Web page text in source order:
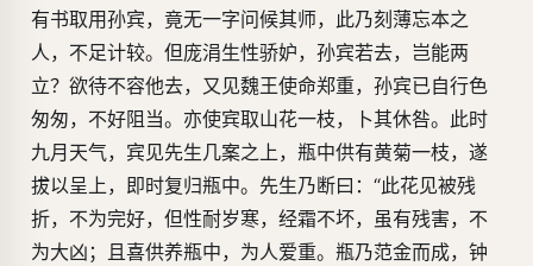
有书取用孙宾，竟无一字问候其师，此乃刻薄忘本之
人，不足计较。但庞涓生性骄妒，孙宾若去，岂能两
立？欲待不容他去，又见魏王使命郑重，孙宾已自行色
匆匆，不好阻当。亦使宾取山花一枝，卜其休咎。此时
九月天气，宾见先生几案之上，瓶中供有黄菊一枝，遂
拔以呈上，即时复归瓶中。先生乃断曰：“此花见被残
折，不为完好，但性耐岁寒，经霜不坏，虽有残害，不
为大凶；且喜供养瓶中，为人爱重。瓶乃范金而成，钟